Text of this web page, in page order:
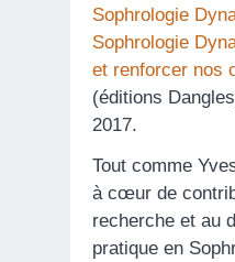
Sophrologie
Sophrologie
et renforcer nos
(éditions
2017.
Tout comme
à cœur de
recherche et au
pratique en